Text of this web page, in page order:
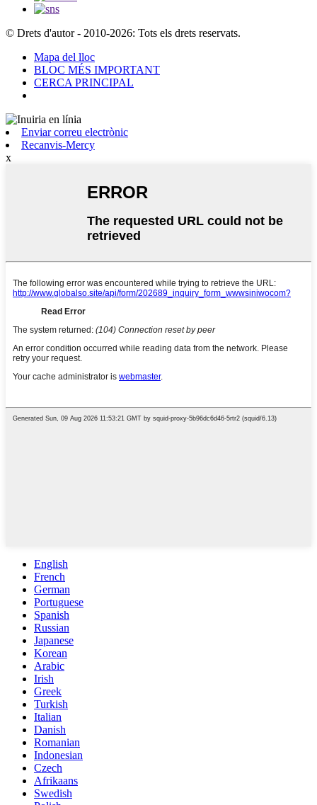
© Drets d'autor - 2010-2026: Tots els drets reservats.
Mapa del lloc
BLOC MÉS IMPORTANT
CERCA PRINCIPAL
Enviar correu electrònic
Recanvis-Mercy
x
English
French
German
Portuguese
Spanish
Russian
Japanese
Korean
Arabic
Irish
Greek
Turkish
Italian
Danish
Romanian
Indonesian
Czech
Afrikaans
Swedish